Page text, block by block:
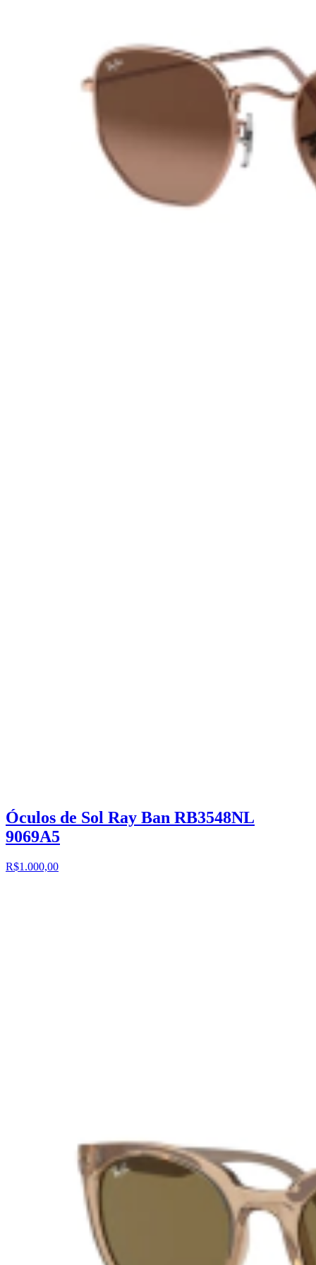
Óculos de Sol Ray Ban RB3548NL
9069A5
R$1.000,00